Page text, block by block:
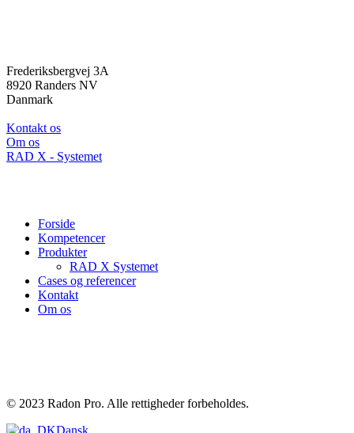
Frederiksbergvej 3A
8920 Randers NV
Danmark
Kontakt os
Om os
RAD X - Systemet
Forside
Kompetencer
Produkter
RAD X Systemet
Cases og referencer
Kontakt
Om os
© 2023 Radon Pro. Alle rettigheder forbeholdes.
Dansk